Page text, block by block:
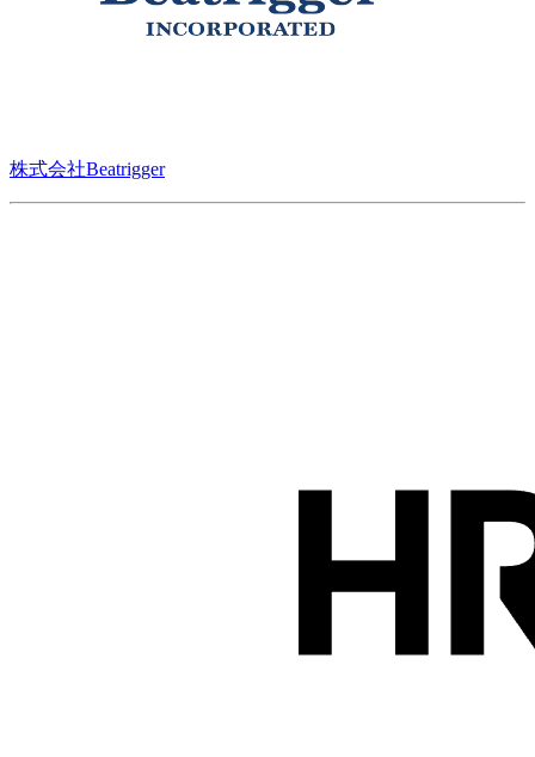
株式会社Beatrigger